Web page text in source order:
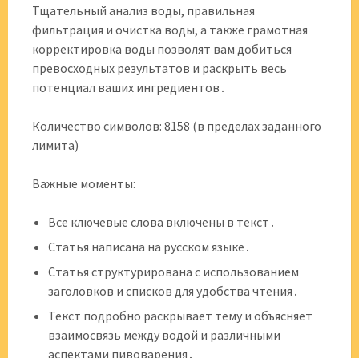
Тщательный анализ воды, правильная
фильтрация и очистка воды, а также грамотная
корректировка воды позволят вам добиться
превосходных результатов и раскрыть весь
потенциал ваших ингредиентов․
Количество символов: 8158 (в пределах заданного
лимита)
Важные моменты:
Все ключевые слова включены в текст․
Статья написана на русском языке․
Статья структурирована с использованием
заголовков и списков для удобства чтения․
Текст подробно раскрывает тему и объясняет
взаимосвязь между водой и различными
аспектами пивоварения․